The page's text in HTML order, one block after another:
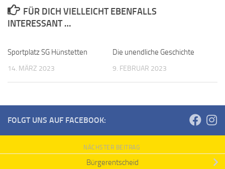
FÜR DICH VIELLEICHT EBENFALLS
INTERESSANT …
Sportplatz SG Hünstetten
14. MÄRZ 2023
Die unendliche Geschichte
9. FEBRUAR 2023
FOLGT UNS AUF FACEBOOK:
NÄCHSTER BEITRAG
Bürgerentscheid